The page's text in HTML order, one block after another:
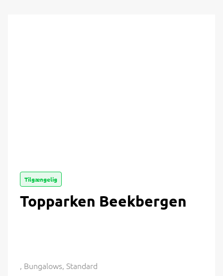
Tilgængelig
Topparken Beekbergen
, Bungalows, Standard